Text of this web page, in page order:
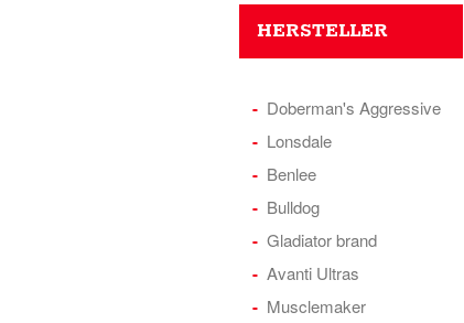
HERSTELLER
Doberman's Aggressive
Lonsdale
Benlee
Bulldog
Gladiator brand
Avanti Ultras
Musclemaker